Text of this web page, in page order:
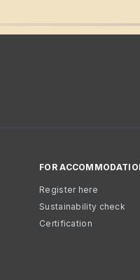
FOR
Register here
Sustainability check
Certification